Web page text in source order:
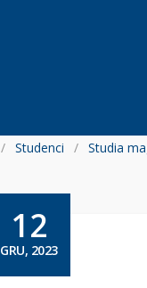
Studenci Studia
12
GRU, 2023